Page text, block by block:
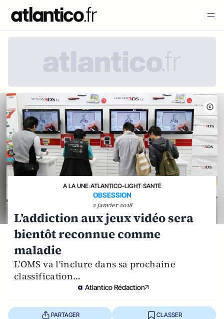
A LA UNE›ATLANTICO-LIGHT›SANTÉ
OBSESSION
2 janvier 2018
L’addiction aux jeux vidéo sera
bientôt reconnue comme
maladie
L'OMS va l'inclure dans sa prochaine
classification…
Atlantico Rédaction
PARTAGER CLASSER